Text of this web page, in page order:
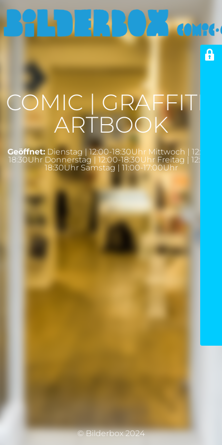
COMIC | GRAFFITI |
ARTBOOK
Geöffnet: Dienstag | 12:00-18:30Uhr Mittwoch | 12:00-
18:30Uhr Donnerstag | 12:00-18:30Uhr Freitag | 12:00-
18:30Uhr Samstag | 11:00-17:00Uhr
© Bilderbox 2024